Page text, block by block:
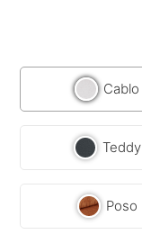
Cablo
Teddy
Poso